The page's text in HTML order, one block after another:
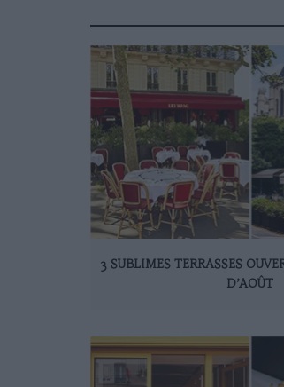
3 SUBLIMES TERRASSES
D’AOÛT